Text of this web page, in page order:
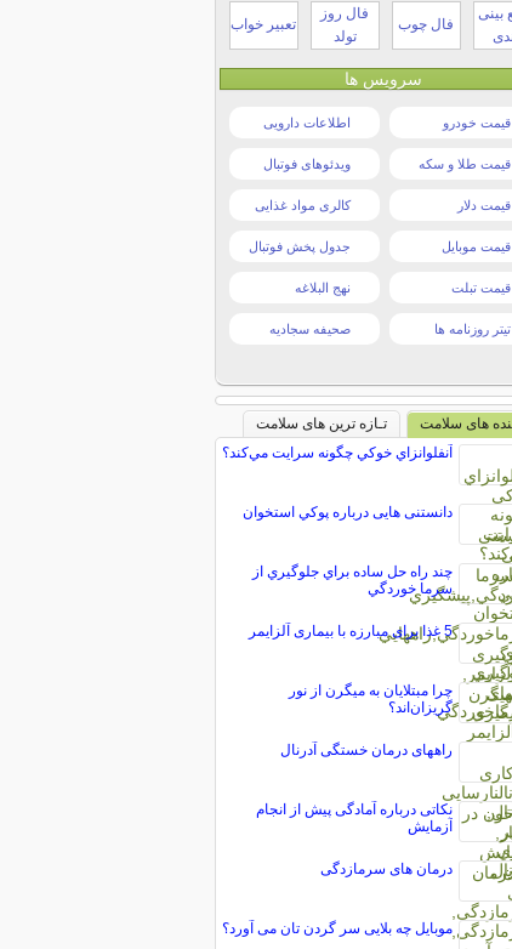
بینی
فال چوب
فال روز
تولد
تعبیر خواب
سرویس ها
قیمت خودرو اطلاعات دارویی
قیمت طلا و سکه ویدئوهای فوتبال
قیمت دلار کالری مواد غذایی
قیمت موبایل جدول پخش فوتبال
قیمت تبلت نهج البلاغه
تیتر روزنامه ها صحیفه سجادیه
های سلامت
تـازه ترین های سلامت
آنفلوانزاي خوکي چگونه سرايت مي‌کند؟
دانستنی هایی درباره پوکي استخوان
چند راه حل ساده براي جلوگيري از
سرما خوردگي
5 غذا برای مبارزه با بیماری آلزایمر
چرا مبتلایان به میگرن از نور
گریزان‌اند؟
راههای درمان خستگی آدرنال
نکاتی درباره آمادگی پیش از انجام
آزمایش
درمان های سرمازدگی
موبایل چه بلایی سر گردن تان می آورد؟